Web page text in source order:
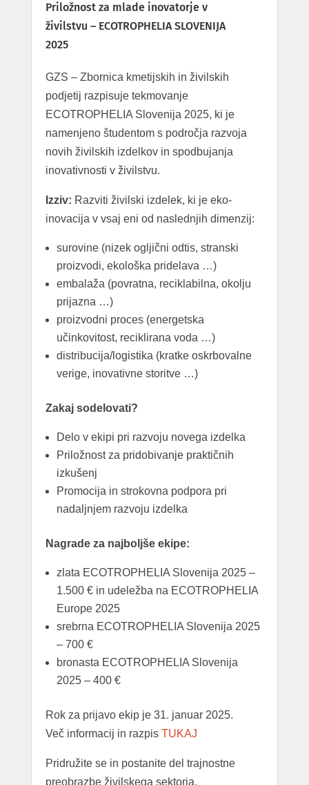
Priložnost za mlade inovatorje v
živilstvu – ECOTROPHELIA SLOVENIJA
2025
GZS – Zbornica kmetijskih in živilskih
podjetij razpisuje tekmovanje
ECOTROPHELIA Slovenija 2025, ki je
namenjeno študentom s področja razvoja
novih živilskih izdelkov in spodbujanja
inovativnosti v živilstvu.
Izziv: Razviti živilski izdelek, ki je eko-
inovacija v vsaj eni od naslednjih dimenzij:
surovine (nizek ogljični odtis, stranski
proizvodi, ekološka pridelava …)
embalaža (povratna, reciklabilna, okolju
prijazna …)
proizvodni proces (energetska
učinkovitost, reciklirana voda …)
distribucija/logistika (kratke oskrbovalne
verige, inovativne storitve …)
Zakaj sodelovati?
Delo v ekipi pri razvoju novega izdelka
Priložnost za pridobivanje praktičnih
izkušenj
Promocija in strokovna podpora pri
nadaljnjem razvoju izdelka
Nagrade za najboljše ekipe:
zlata ECOTROPHELIA Slovenija 2025 –
1.500 € in udeležba na ECOTROPHELIA
Europe 2025
srebrna ECOTROPHELIA Slovenija 2025
– 700 €
bronasta ECOTROPHELIA Slovenija
2025 – 400 €
Rok za prijavo ekip je 31. januar 2025.
Več informacij in razpis TUKAJ
Pridružite se in postanite del trajnostne
preobrazbe živilskega sektorja.